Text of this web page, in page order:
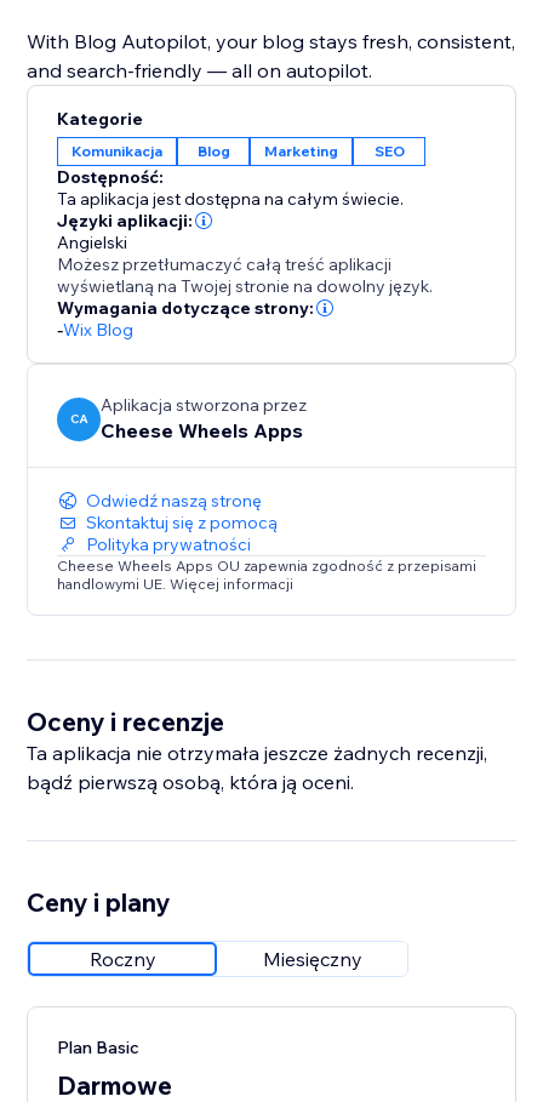
With Blog Autopilot, your blog stays fresh, consistent,
and search-friendly — all on autopilot.
Kategorie
Komunikacja Blog Marketing SEO
Dostępność:
Ta aplikacja jest dostępna na całym świecie.
Języki aplikacji:
Angielski
Możesz przetłumaczyć całą treść aplikacji
wyświetlaną na Twojej stronie na dowolny język.
Wymagania dotyczące strony:
-Wix Blog
CA
Aplikacja stworzona przez
Cheese Wheels Apps
Odwiedź naszą stronę
Skontaktuj się z pomocą
Polityka prywatności
Cheese Wheels Apps OU zapewnia zgodność z przepisami
handlowymi UE. Więcej informacji
Oceny i recenzje
Ta aplikacja nie otrzymała jeszcze żadnych recenzji,
bądź pierwszą osobą, która ją oceni.
Ceny i plany
Roczny Miesięczny
Plan Basic
Darmowe